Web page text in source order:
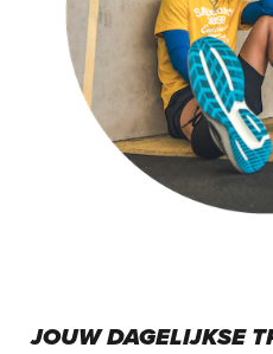
JOUW DAGELIJKSE